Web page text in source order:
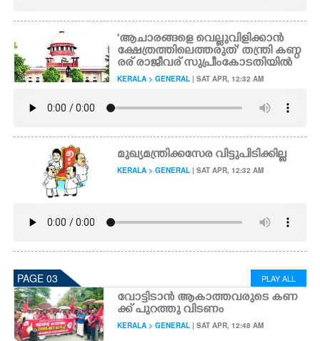
'ആചാരങ്ങളെ വെല്ലുവിളിക്കാൻ
ക്ഷേത്രത്തിലെത്തരുത്" തന്ത്രി കണ്ഠ
രര് രാജീവര് സുപ്രീംകോടതിയിൽ
KERALA > GENERAL | SAT APR, 12:32 AM
മുഖ്യമന്ത്രിക്കസേര വിട്ടുപിടിക്കില്ല
KERALA > GENERAL | SAT APR, 12:32 AM
PAGE 03 PLAY ALL
വോ​ട്ടി​ടാ​ൻ ആകാത്തവരുടെ ക​ണ​
ക്ക് ​പു​റ​ത്തു വി​ട​ണം​
KERALA > GENERAL | SAT APR, 12:48 AM